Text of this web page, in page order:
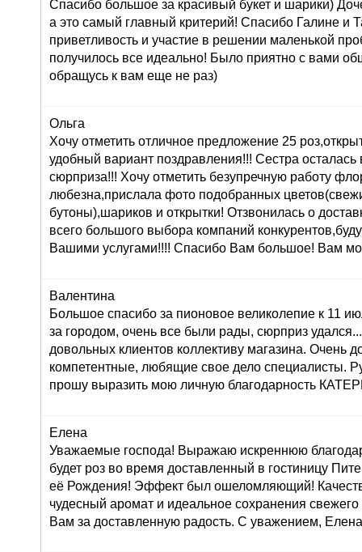
Спасибо большое за красивый букет и шарики)
а это самый главный критерий! Спасибо Галине и
приветливость и участие в решении маленькой
получилось все идеально! Было приятно с вами
обращусь к вам еще не раз)
Ольга
Хочу отметить отличное предложение 25
удобный вариант поздравления!!! Сестра осталась
сюрприза!!! Хочу отметить безупречную работу
любезна,прислала фото подобранных
бутоны),шариков и открытки! Отзвонилась о
всего большого выбора компаний
Вашими услугами!!!! Спасибо Вам большое! Вам
Валентина
Большое спасибо за пионовое великолепие к 11
за городом, очень все были рады, сюрприз
довольных клиентов коллективу магазина. Очень
компетентные, любящие свое дело специалисты.
прошу выразить мою личную благодарность
Елена
Уважаемые господа! Выражаю искреннюю
будет роз во время доставленный в гостиницу
её Рождения! Эффект был ошеломляющий!
чудесный аромат и идеальное сохранения
Вам за доставленную радость. С уважением,